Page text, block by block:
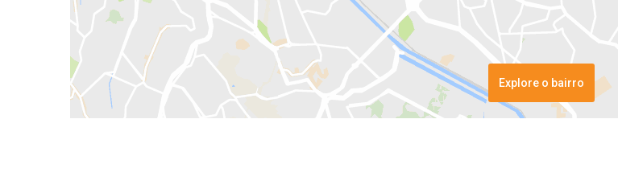
Explore o bairro